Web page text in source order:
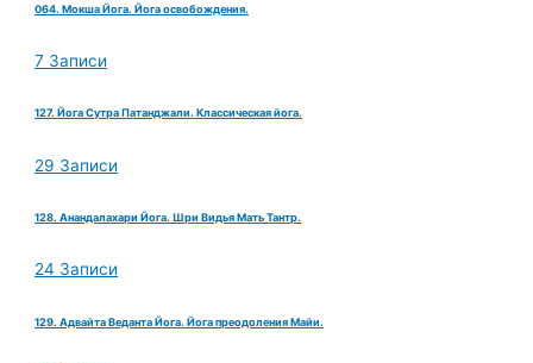
064. Мокша Йога. Йога освобождения.
7 Записи
127. Йога Сутра Патанджали. Классическая йога.
29 Записи
128. Анандалахари Йога. Шри Видья Мать Тантр.
24 Записи
129. Адвайта Веданта Йога. Йога преодоления Майи.